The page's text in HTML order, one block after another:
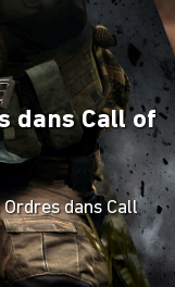
dans Call of
dans Call